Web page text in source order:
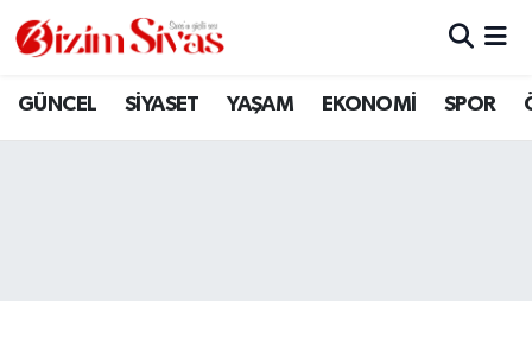
GÜNCEL SİYASET YAŞAM EKONOMİ SPOR
ARAMIZDAN AYRILANLAR
Sivas Nöbetçi Eczaneler